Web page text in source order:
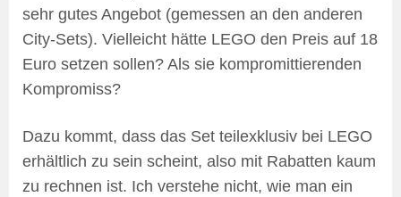
sehr gutes Angebot (gemessen an den anderen
City-Sets). Vielleicht hätte LEGO den Preis auf 18
Euro setzen sollen? Als sie kompromittierenden
Kompromiss?
Dazu kommt, dass das Set teilexklusiv bei LEGO
erhältlich zu sein scheint, also mit Rabatten kaum
zu rechnen ist. Ich verstehe nicht, wie man ein